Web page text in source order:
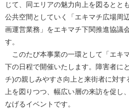
じて、同エリアの魅力向上を図るとと
公共空間としていく「エキマチ広場周
画運営業務」をエキマチ下関推進協議
す。
このたび本事業の一環として「エキ
下の日程で開催いたします。障害者に
チ)の親しみやすさ向上と来街者に対す
上を図りつつ、幅広い層の来訪を促し
なげるイベントです。